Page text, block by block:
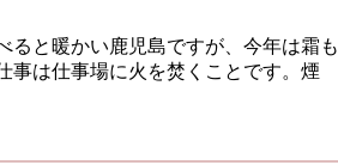
ると暖かい鹿児島ですが、今年は霜も
事は仕事場に火を焚くことです。煙